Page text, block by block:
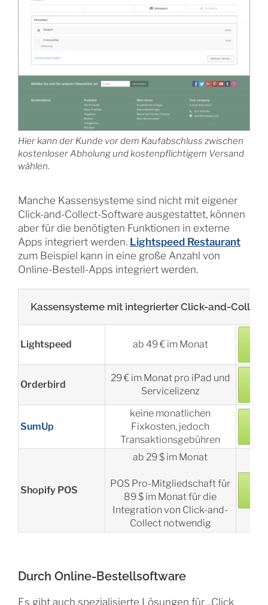
Hier kann der Kunde vor dem Kaufabschluss zwischen
kostenloser Abholung und kostenpflichtigem Versand
wählen.
Manche Kassensysteme sind nicht mit eigener
Click-and-Collect-Software ausgestattet, können
aber für die benötigten Funktionen in externe
Apps integriert werden. Lightspeed Restaurant
zum Beispiel kann in eine große Anzahl von
Online-Bestell-Apps integriert werden.
Kassensysteme mit integrierter Click-and-
Lightspeed ab 49 € im Monat
Orderbird
29 € im Monat pro iPad und
Servicelizenz
SumUp
keine monatlichen
Fixkosten, jedoch
Transaktionsgebühren
Shopify POS
ab 29 $ im Monat
POS Pro-Mitgliedschaft für
89 $ im Monat für die
Integration von Click-and-
Collect notwendig
Durch Online-Bestellsoftware
Es gibt auch spezialisierte Lösungen für „Click